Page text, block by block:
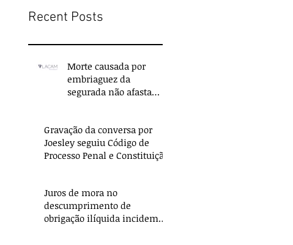
Recent Posts
Morte causada por
embriaguez da
segurada não afasta
Gravação da conversa por
Joesley seguiu Código de
Processo Penal e Constituição
Juros de mora no
descumprimento de
obrigação ilíquida incidem